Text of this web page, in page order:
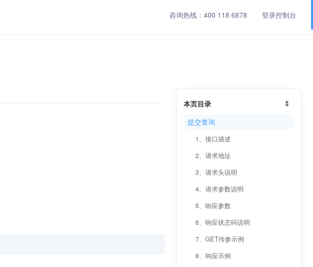
咨询热线： 400 118 6878 登录控制台
本页目录
提交查询
1、接口描述
2、请求地址
3、请求头说明
4、请求参数说明
5、响应参数
6、响应状态码说明
7、GET传参示例
8、响应示例